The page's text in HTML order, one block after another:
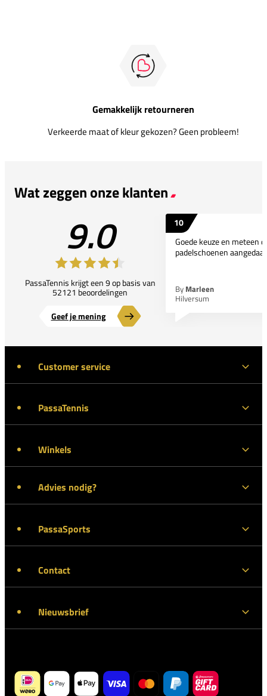
Gemakkelijk retourneren
Verkeerde maat of kleur gekozen? Geen probleem!
Wat zeggen onze klanten
9.0
PassaTennis krijgt een 9 op basis van
52121 beoordelingen
Geef je mening
10
Goede keuze en meteen
padelschoenen
By Marleen
Hilversum
Customer service
PassaTennis
Winkels
Advies nodig?
PassaSports
Contact
Nieuwsbrief